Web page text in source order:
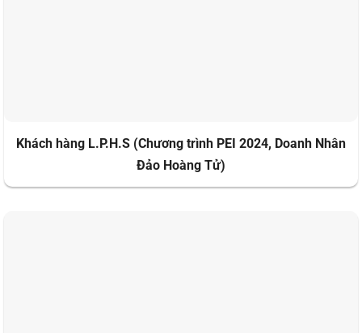
Khách hàng L.P.H.S (Chương trình PEI 2024, Doanh Nhân
Đảo Hoàng Tử)